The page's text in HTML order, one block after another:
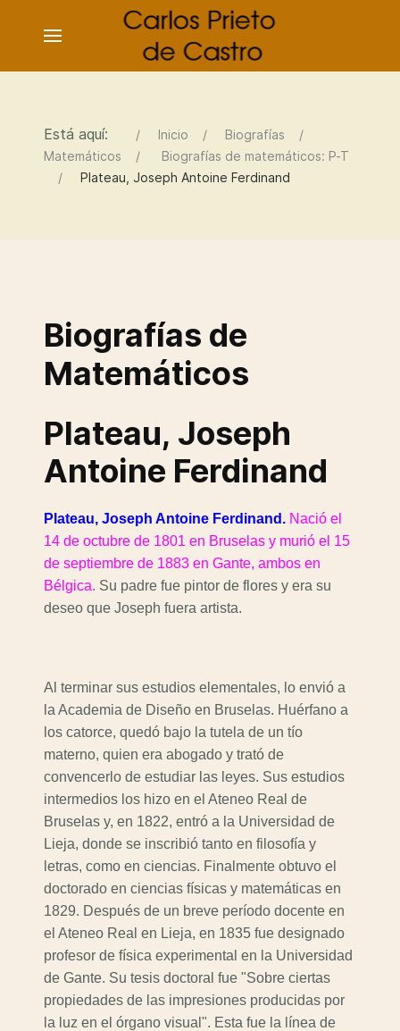
Está aquí: Inicio
Biografías
Matemáticos
Biografías de matemáticos: P-T
Plateau, Joseph Antoine Ferdinand
Biografías de
Matemáticos
Plateau, Joseph
Antoine Ferdinand
Plateau, Joseph Antoine Ferdinand. Nació el
14 de octubre de 1801 en Bruselas y murió el 15
de septiembre de 1883 en Gante, ambos en
Bélgica. Su padre fue pintor de flores y era su
deseo que Joseph fuera artista.
Al terminar sus estudios elementales, lo envió a
la Academia de Diseño en Bruselas. Huérfano a
los catorce, quedó bajo la tutela de un tío
materno, quien era abogado y trató de
convencerlo de estudiar las leyes. Sus estudios
intermedios los hizo en el Ateneo Real de
Bruselas y, en 1822, entró a la Universidad de
Lieja, donde se inscribió tanto en filosofía y
letras, como en ciencias. Finalmente obtuvo el
doctorado en ciencias físicas y matemáticas en
1829. Después de un breve período docente en
el Ateneo Real en Lieja, en 1835 fue designado
profesor de física experimental en la Universidad
de Gante. Su tesis doctoral fue "Sobre ciertas
propiedades de las impresiones producidas por
la luz en el órgano visual". Esta fue la línea de